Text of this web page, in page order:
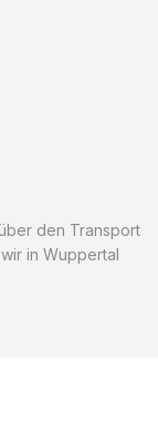
den Transport
in Wuppertal